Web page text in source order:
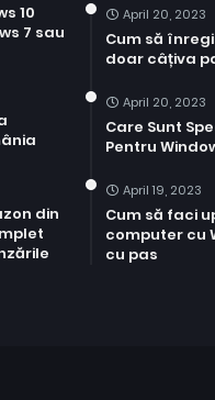
10
7 sau
din
April 20, 2023
Cum să
doar câțiva
April 20, 2023
Care Sunt
Pentru
April 19, 2023
Cum să faci
computer cu
cu pas